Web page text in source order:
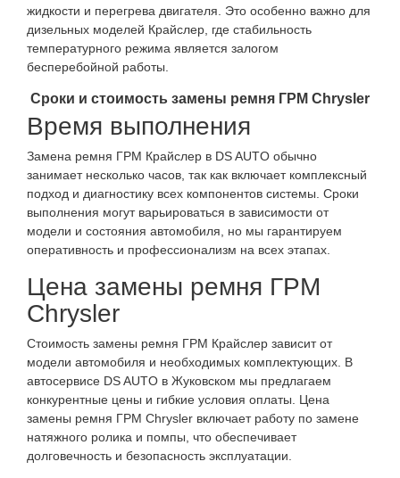
жидкости и перегрева двигателя. Это особенно важно для
дизельных моделей Крайслер, где стабильность
температурного режима является залогом
бесперебойной работы.
Сроки и стоимость замены ремня ГРМ Chrysler
Время выполнения
Замена ремня ГРМ Крайслер в DS AUTO обычно
занимает несколько часов, так как включает комплексный
подход и диагностику всех компонентов системы. Сроки
выполнения могут варьироваться в зависимости от
модели и состояния автомобиля, но мы гарантируем
оперативность и профессионализм на всех этапах.
Цена замены ремня ГРМ
Chrysler
Стоимость замены ремня ГРМ Крайслер зависит от
модели автомобиля и необходимых комплектующих. В
автосервисе DS AUTO в Жуковском мы предлагаем
конкурентные цены и гибкие условия оплаты. Цена
замены ремня ГРМ Chrysler включает работу по замене
натяжного ролика и помпы, что обеспечивает
долговечность и безопасность эксплуатации.